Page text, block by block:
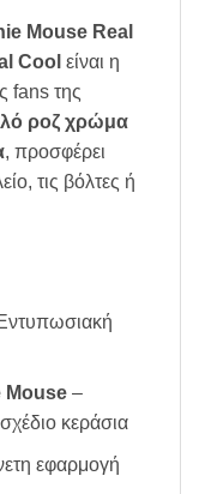
Mouse Real
Cool είναι η
fans της
ροζ χρώμα
, προσφέρει
τις βόλτες ή
Mouse–
κεράσια
εφαρμογή